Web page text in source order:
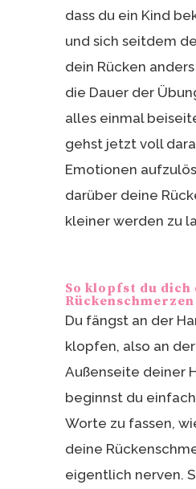
dass du ein Kind
und sich seitdem
dein Rücken
die Dauer der
alles einmal
gehst jetzt voll
Emotionen
darüber deine
kleiner werden zu
So klopfst du dich
Rückenschmerzen
Du fängst an der
klopfen, also an
Außenseite deiner
beginnst du
Worte zu fassen,
deine
eigentlich nerven.